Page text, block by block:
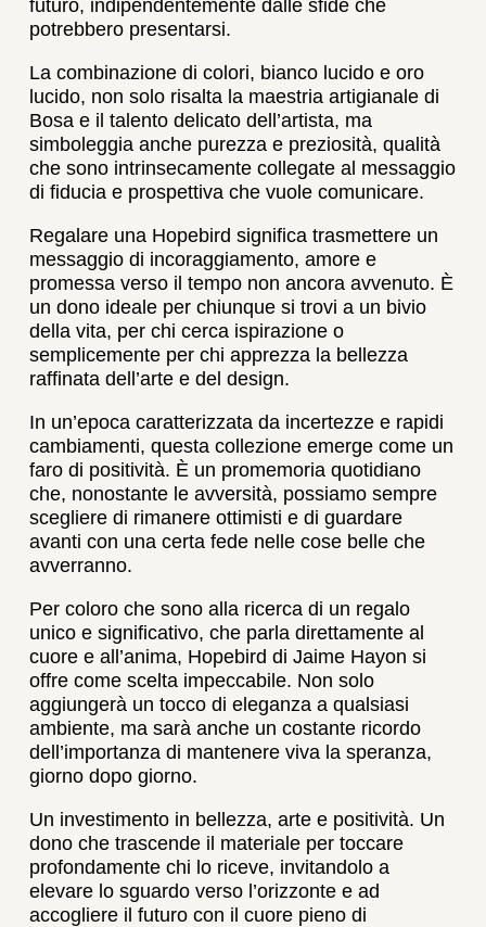
futuro, indipendentemente dalle sfide che
potrebbero presentarsi.
La combinazione di colori, bianco lucido e oro
lucido, non solo risalta la maestria artigianale di
Bosa e il talento delicato dell’artista, ma
simboleggia anche purezza e preziosità, qualità
che sono intrinsecamente collegate al messaggio
di fiducia e prospettiva che vuole comunicare.
Regalare una Hopebird significa trasmettere un
messaggio di incoraggiamento, amore e
promessa verso il tempo non ancora avvenuto. È
un dono ideale per chiunque si trovi a un bivio
della vita, per chi cerca ispirazione o
semplicemente per chi apprezza la bellezza
raffinata dell’arte e del design.
In un’epoca caratterizzata da incertezze e rapidi
cambiamenti, questa collezione emerge come un
faro di positività. È un promemoria quotidiano
che, nonostante le avversità, possiamo sempre
scegliere di rimanere ottimisti e di guardare
avanti con una certa fede nelle cose belle che
avverranno.
Per coloro che sono alla ricerca di un regalo
unico e significativo, che parla direttamente al
cuore e all’anima, Hopebird di Jaime Hayon si
offre come scelta impeccabile. Non solo
aggiungerà un tocco di eleganza a qualsiasi
ambiente, ma sarà anche un costante ricordo
dell’importanza di mantenere viva la speranza,
giorno dopo giorno.
Un investimento in bellezza, arte e positività. Un
dono che trascende il materiale per toccare
profondamente chi lo riceve, invitandolo a
elevare lo sguardo verso l’orizzonte e ad
accogliere il futuro con il cuore pieno di